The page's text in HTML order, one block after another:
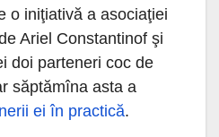
o iniţiativă a asociaţiei
Ariel Constantinof şi
doi parteneri coc de
săptămîna asta a
ei în practică.